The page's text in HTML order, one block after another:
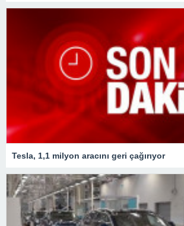
Tesla, 1,1 milyon aracını geri çağırıyor